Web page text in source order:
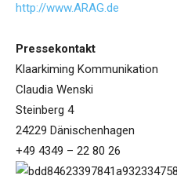
http://www.ARAG.de
Pressekontakt
Klaarkiming Kommunikation
Claudia Wenski
Steinberg 4
24229 Dänischenhagen
+49 4349 – 22 80 26